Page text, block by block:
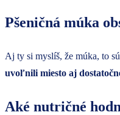
Pšeničná múka
Aj ty si myslíš, že múka, to
uvoľnili miesto aj
Aké nutričné